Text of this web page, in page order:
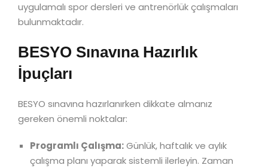
uygulamalı spor dersleri ve antrenörlük çalışmaları
bulunmaktadır.
BESYO Sınavına Hazırlık
İpuçları
BESYO sınavına hazırlanırken dikkate almanız
gereken önemli noktalar:
Programlı Çalışma:Günlük, haftalık ve aylık
çalışma planı yaparak sistemli ilerleyin. Zaman